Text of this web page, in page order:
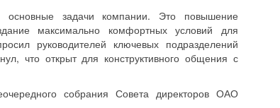
основные задачи компании. Это повышение
максимально комфортных условий для
руководителей ключевых подразделений
что открыт для конструктивного общения с
собрания Совета директоров ОАО